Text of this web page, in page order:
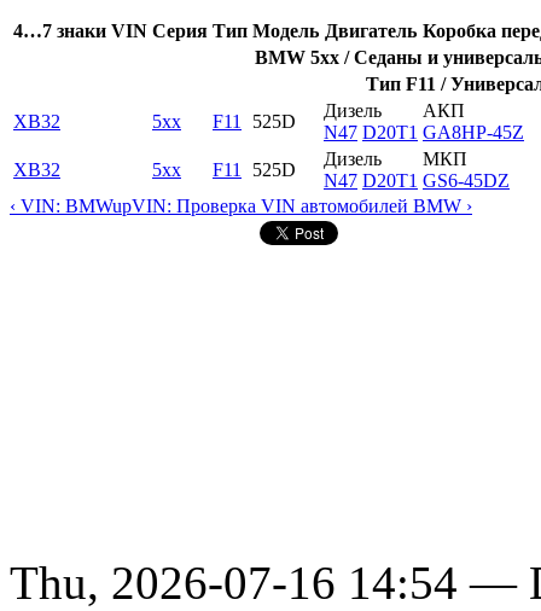
4…7 знаки VIN Серия Тип Модель Двигатель Коробка
BMW 5xx / Седаны и
Тип F11 /
XB32
5xx F11 525D
Дизель
N47 D20T1
АКП
GA8HP-45Z
XB32
5xx F11 525D
Дизель
N47 D20T1
МКП
GS6-45DZ
‹ VIN: BMWupVIN: Проверка VIN автомобилей BMW ›
Thu, 2026-07-16 14:54 —